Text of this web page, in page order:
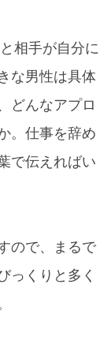
相手が自分に
な男性は具体
どんなアプロ
。仕事を辞め
で伝えればい
ので、まるで
っくりと多く